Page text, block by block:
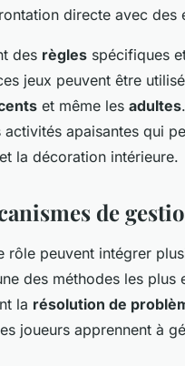
directe avec des
des règles spécifiques
jeux peuvent être
et même les adultes
apaisantes qui
la décoration intérieure.
de
rôle peuvent intégrer
des méthodes les
la résolution de
joueurs apprennent à